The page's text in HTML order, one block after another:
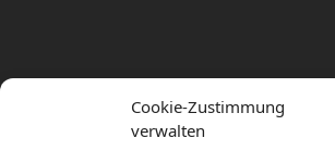
Cookie-Zustimmung
verwalten